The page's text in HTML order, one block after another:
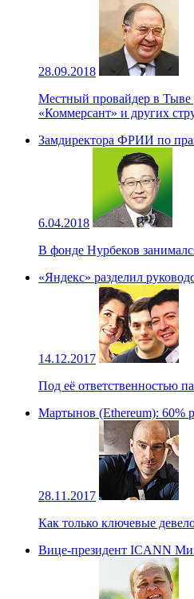
28.09.2018
Местный провайдер в Тыве
«Коммерсант» и других
Замдиректора ФРИИ по
6.04.2018
В фонде Нурбеков
«Яндекс» разделил
14.12.2017
Под её ответственностью
Мартынов (Ethereum): 60%
28.11.2017
Как только ключевые
Вице-президент ICANN